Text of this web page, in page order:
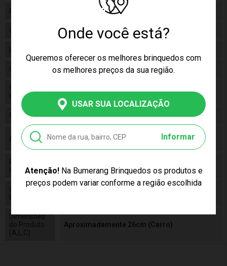
Onde você está?
Queremos oferecer os melhores brinquedos com
os melhores preços da sua região.
USAR SUA LOCALIZAÇÃO
Informar
Atenção!Na Bumerang Brinquedos os produtos e
preços podem variar conforme a região escolhida
Personagem Rádio Contole - Speed Storms
Categoria On Road
Código 3517
Código de
Barras
7841234092132
Composição Plástico
Alimentação
1 Bateria Recarregável Para o Carro (Inclusa)
e 2 Pilhas Aa Para o Controle (Não Inclusas)
Pilhas
Inclusas
False
Conteúdo da
Embalagem
Dimensões
do Produto
(A,L,C)
Aproximadamente 26cm (Carro)